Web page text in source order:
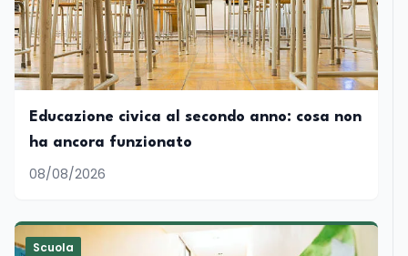
Educazione civica al secondo anno: cosa non
ha ancora funzionato
08/08/2026
Scuola